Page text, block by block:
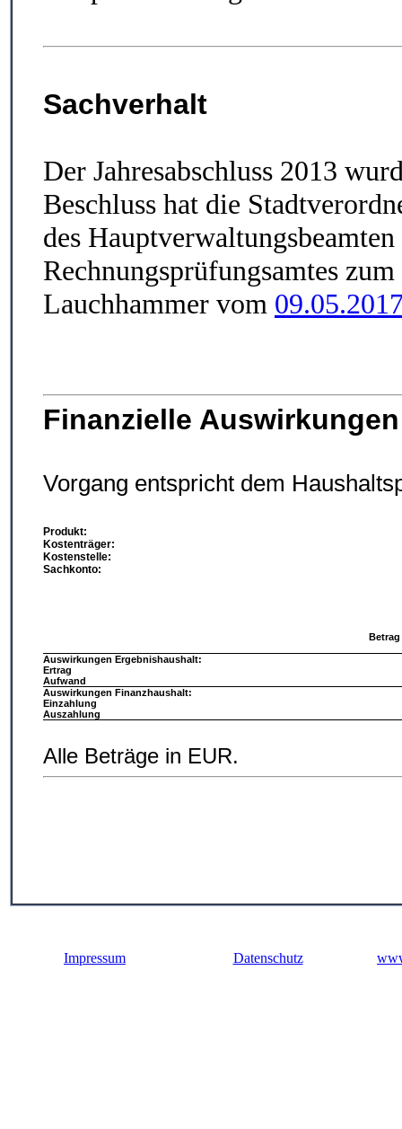
Sachverhalt
Der Jahresabschluss 2013
Beschluss hat die
des
Rechnungsprüfungsamtes
Lauchhammer vom
Finanzielle Auswirkungen
Vorgang entspricht dem
Produkt:
Kostenträger:
Kostenstelle:
Sachkonto:
Betrag
Auswirkungen Ergebnishaushalt:
Ertrag
Aufwand
Auswirkungen Finanzhaushalt:
Einzahlung
Auszahlung
Alle Beträge in EUR.
Impressum Datenschutz